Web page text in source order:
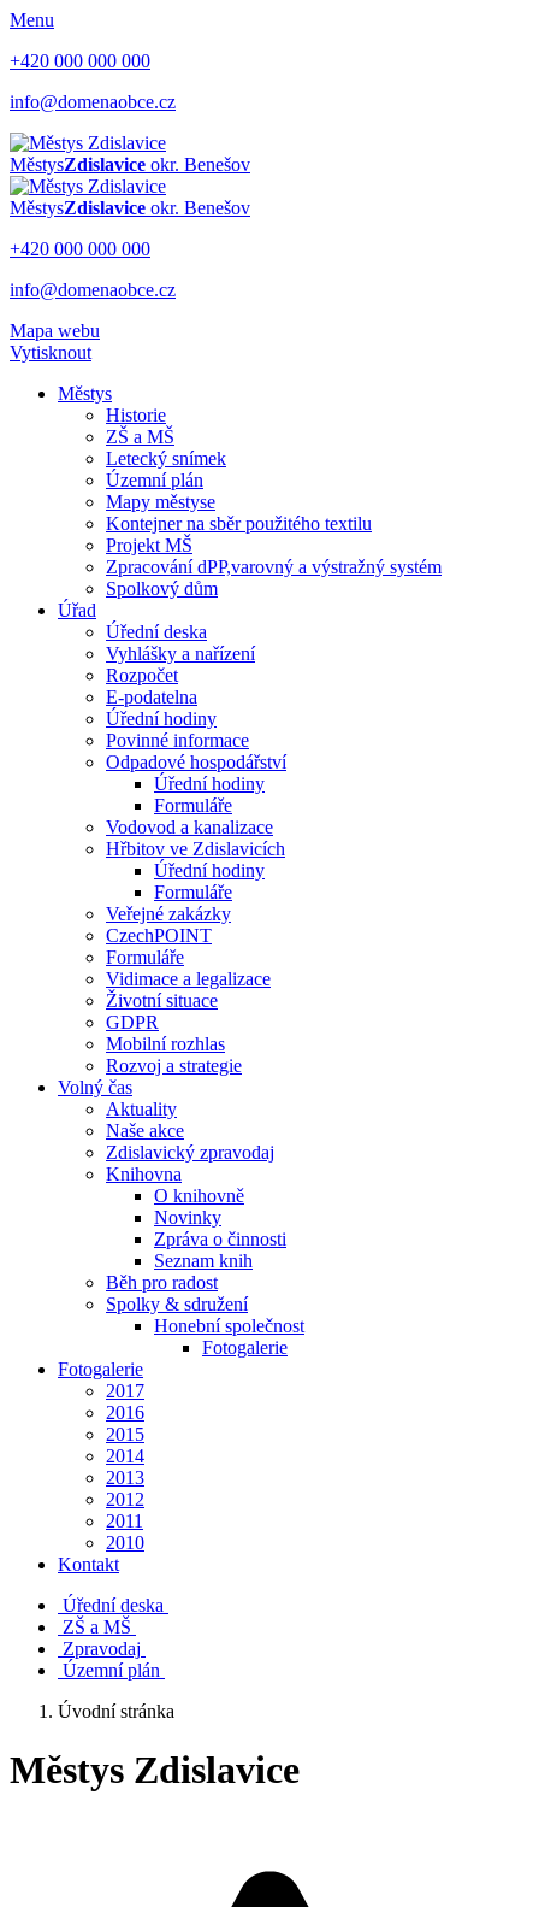
Menu
+420 000 000 000
info@domenaobce.cz
MěstysZdislavice okr. Benešov
MěstysZdislavice okr. Benešov
+420 000 000 000
info@domenaobce.cz
Mapa webu
Vytisknout
Městys
Historie
ZŠ a MŠ
Letecký snímek
Územní plán
Mapy městyse
Kontejner na sběr použitého textilu
Projekt MŠ
Zpracování dPP,varovný a výstražný systém
Spolkový dům
Úřad
Úřední deska
Vyhlášky a nařízení
Rozpočet
E-podatelna
Úřední hodiny
Povinné informace
Odpadové hospodářství
Úřední hodiny
Formuláře
Vodovod a kanalizace
Hřbitov ve Zdislavicích
Úřední hodiny
Formuláře
Veřejné zakázky
CzechPOINT
Formuláře
Vidimace a legalizace
Životní situace
GDPR
Mobilní rozhlas
Rozvoj a strategie
Volný čas
Aktuality
Naše akce
Zdislavický zpravodaj
Knihovna
O knihovně
Novinky
Zpráva o činnosti
Seznam knih
Běh pro radost
Spolky & sdružení
Honební společnost
Fotogalerie
Fotogalerie
2017
2016
2015
2014
2013
2012
2011
2010
Kontakt
Úřední deska
ZŠ a MŠ
Zpravodaj
Územní plán
Úvodní stránka
Městys Zdislavice